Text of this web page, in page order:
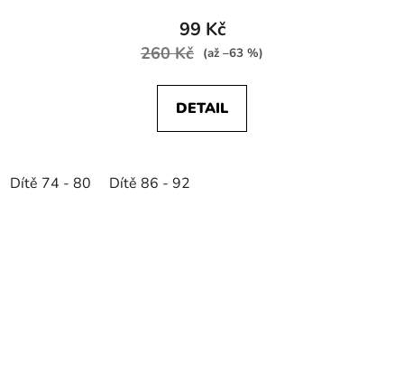
99 Kč
260 Kč (až –63 %)
DETAIL
Dítě 74 - 80 Dítě 86 - 92